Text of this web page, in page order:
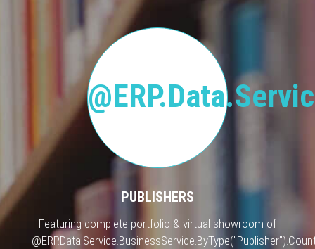
PUBLISHERS
Featuring complete portfolio & virtual showroom of